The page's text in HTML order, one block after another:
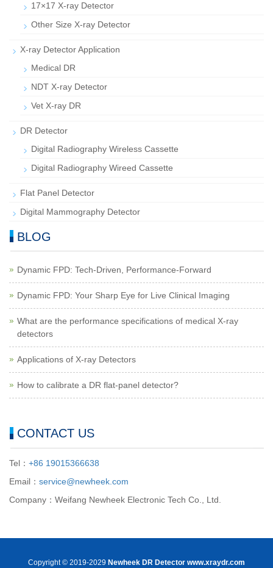
17×17 X-ray Detector
Other Size X-ray Detector
X-ray Detector Application
Medical DR
NDT X-ray Detector
Vet X-ray DR
DR Detector
Digital Radiography Wireless Cassette
Digital Radiography Wireed Cassette
Flat Panel Detector
Digital Mammography Detector
BLOG
Dynamic FPD: Tech-Driven, Performance-Forward
Dynamic FPD: Your Sharp Eye for Live Clinical Imaging
What are the performance specifications of medical X-ray
detectors
Applications of X-ray Detectors
How to calibrate a DR flat-panel detector?
CONTACT US
Tel： +86 19015366638
Email： service@newheek.com
Company：Weifang Newheek Electronic Tech Co., Ltd.
Copyright © 2019-2029 Newheek DR Detector www.xraydr.com